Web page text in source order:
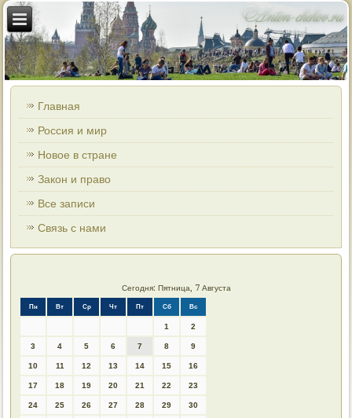
Главная
Россия и мир
Новое в стране
Закон и право
Все записи
Связь с нами
Сегодня: Пятница, 7 Августа
Пн Вт Ср Чт Пт Сб Вс
1 2
3 4 5 6 7 8 9
10 11 12 13 14 15 16
17 18 19 20 21 22 23
24 25 26 27 28 29 30